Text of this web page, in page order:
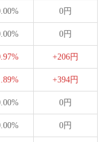
0円
0円
+206円
+394円
0円
0円